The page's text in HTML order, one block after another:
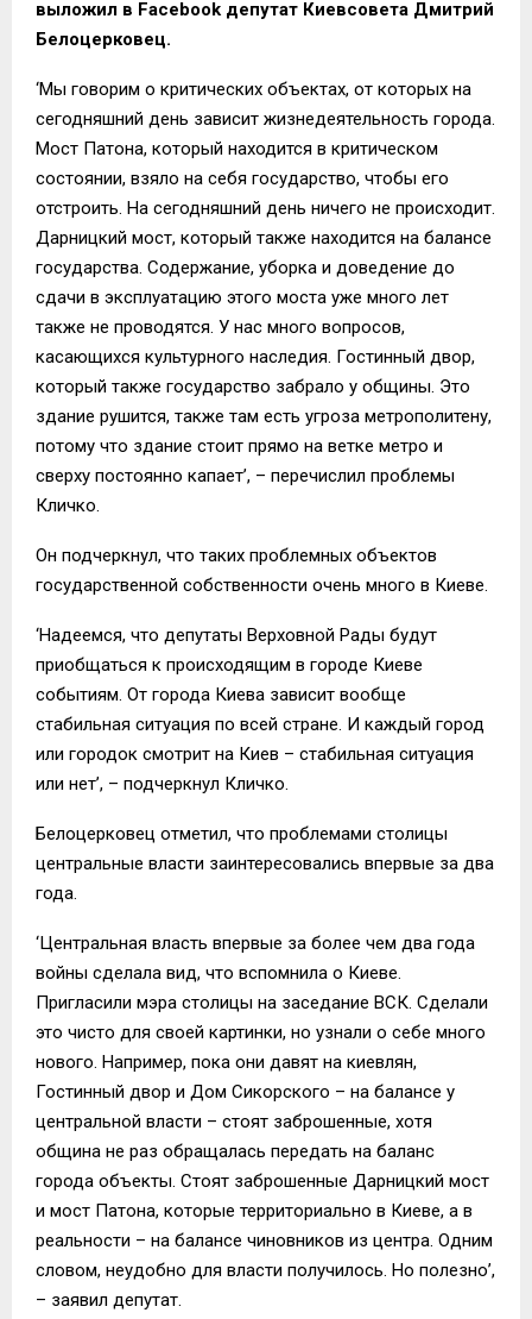
выложил в Facebook депутат Киевсовета Дмитрий
Белоцерковец.
‘Мы говорим о критических объектах, от которых на
сегодняшний день зависит жизнедеятельность города.
Мост Патона, который находится в критическом
состоянии, взяло на себя государство, чтобы его
отстроить. На сегодняшний день ничего не происходит.
Дарницкий мост, который также находится на балансе
государства. Содержание, уборка и доведение до
сдачи в эксплуатацию этого моста уже много лет
также не проводятся. У нас много вопросов,
касающихся культурного наследия. Гостинный двор,
который также государство забрало у общины. Это
здание рушится, также там есть угроза метрополитену,
потому что здание стоит прямо на ветке метро и
сверху постоянно капает’, – перечислил проблемы
Кличко.
Он подчеркнул, что таких проблемных объектов
государственной собственности очень много в Киеве.
‘Надеемся, что депутаты Верховной Рады будут
приобщаться к происходящим в городе Киеве
событиям. От города Киева зависит вообще
стабильная ситуация по всей стране. И каждый город
или городок смотрит на Киев – стабильная ситуация
или нет’, – подчеркнул Кличко.
Белоцерковец отметил, что проблемами столицы
центральные власти заинтересовались впервые за два
года.
‘Центральная власть впервые за более чем два года
войны сделала вид, что вспомнила о Киеве.
Пригласили мэра столицы на заседание ВСК. Сделали
это чисто для своей картинки, но узнали о себе много
нового. Например, пока они давят на киевлян,
Гостинный двор и Дом Сикорского – на балансе у
центральной власти – стоят заброшенные, хотя
община не раз обращалась передать на баланс
города объекты. Стоят заброшенные Дарницкий мост
и мост Патона, которые территориально в Киеве, а в
реальности – на балансе чиновников из центра. Одним
словом, неудобно для власти получилось. Но полезно’,
– заявил депутат.